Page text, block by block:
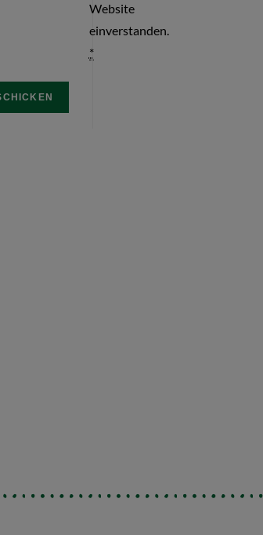
Website
einverstanden.
*